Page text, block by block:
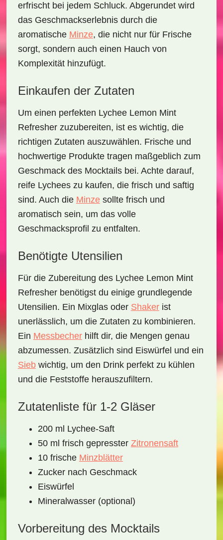
erfrischt bei jedem Schluck. Abgerundet wird
das Geschmackserlebnis durch die
aromatische Minze, die nicht nur für Frische
sorgt, sondern auch einen Hauch von
Komplexität hinzufügt.
Einkaufen der Zutaten
Um einen perfekten Lychee Lemon Mint
Refresherzuzubereiten, ist es wichtig, die
richtigen Zutaten auszuwählen. Frische und
hochwertige Produkte tragen maßgeblich zum
Geschmack des Mocktails bei. Achte darauf,
reife Lychees zu kaufen, die frisch und saftig
sind. Auch die Minzesollte frisch und
aromatisch sein, um das volle
Geschmacksprofil zu entfalten.
Benötigte Utensilien
Für die Zubereitung des Lychee Lemon Mint
Refresherbenötigst du einige grundlegende
Utensilien. Ein Mixglasoder Shakerist
unerlässlich, um die Zutaten zu kombinieren.
Ein Messbecherhilft dir, die Mengen genau
abzumessen. Zusätzlich sind Eiswürfel und ein
Siebwichtig, um den Drink perfekt zu kühlen
und die Feststoffe herauszufiltern.
Zutatenliste für 1-2 Gläser
200 ml Lychee-Saft
50 ml frisch gepresster Zitronensaft
10 frische Minzblätter
Zucker nach Geschmack
Eiswürfel
Mineralwasser (optional)
Vorbereitung des Mocktails